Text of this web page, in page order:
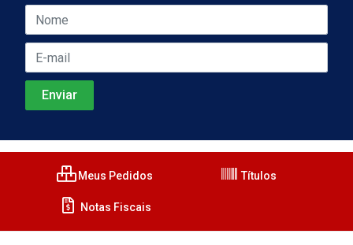
Meus Pedidos Títulos
Notas Fiscais